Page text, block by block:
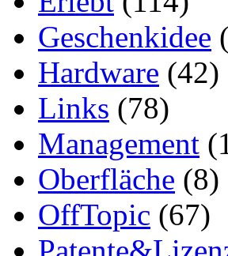
Geschenkidee
Hardware (42)
Links (78)
Management
Oberfläche (8)
OffTopic (67)